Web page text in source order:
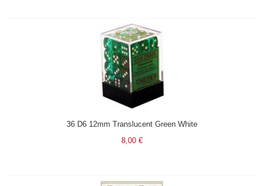
36 D6 12mm Translucent Green White
8,00 €